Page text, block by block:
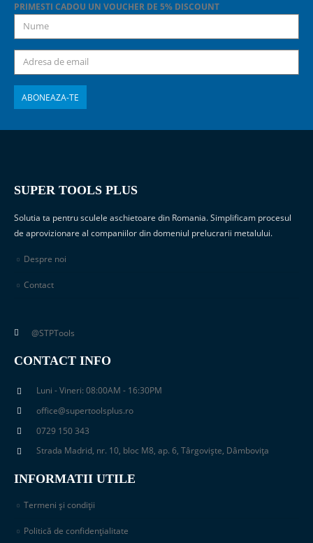
PRIMESTI CADOU UN VOUCHER DE 5% DISCOUNT
SUPER TOOLS PLUS
Solutia ta pentru sculele aschietoare din Romania. Simplificam procesul
de aprovizionare al companiilor din domeniul prelucrarii metalului.
Despre noi
Contact
@STPTools
CONTACT INFO
Luni - Vineri: 08:00AM - 16:30PM
office@supertoolsplus.ro
0729 150 343
Strada Madrid, nr. 10, bloc M8, ap. 6, Târgoviște, Dâmbovița
INFORMATII UTILE
Termeni și condiții
Politică de confidențialitate